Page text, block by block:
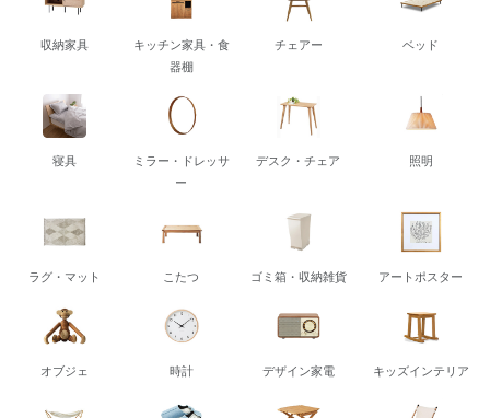
収納家具
キッチン家具・食
器棚
チェアー ベッド
寝具
ミラー・ドレッサ
ー
デスク・チェア 照明
ラグ・マット こたつ ゴミ箱・収納雑貨 アートポスター
オブジェ 時計 デザイン家電 キッズインテリア